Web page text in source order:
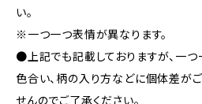
い。
※一つ一つ表情が異なります。
●上記でも記載しておりますが、一つ
色合い、柄の入り方などに個体差が
せんのでご了承ください。